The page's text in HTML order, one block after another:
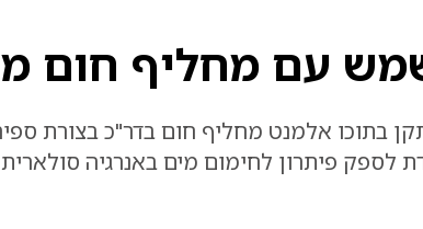
עם מחליף חום
בתוכו אלמנט מחליף חום בדר"כ בצורת
פיתרון לחימום מים באנרגיה